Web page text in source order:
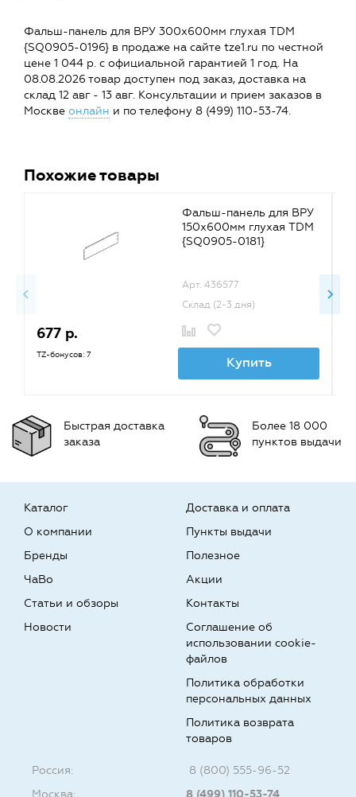
Фальш-панель для ВРУ 300х600мм глухая TDM
{SQ0905-0196} в продаже на сайте tze1.ru по честной
цене 1 044 р. с официальной гарантией 1 год. На
08.08.2026 товар доступен под заказ, доставка на
склад 12 авг - 13 авг. Консультации и прием заказов в
Москве онлайн и по телефону 8 (499) 110-53-74.
Похожие товары
Фальш-панель для ВРУ
150х600мм глухая TDM
{SQ0905-0181}
Арт. 436577
Склад (2-3 дня)
677 р.
TZ-бонусов: 7 Купить
Быстрая доставка
заказа
Более 18 000
пунктов выдачи
Каталог
О компании
Бренды
Доставка и оплата
Пункты выдачи
Полезное
ЧаВо
Статьи и обзоры
Новости
Акции
Контакты
Соглашение об
использовании cookie-
файлов
Политика обработки
персональных данных
Политика возврата
товаров
Россия:
8 (800) 555-96-52